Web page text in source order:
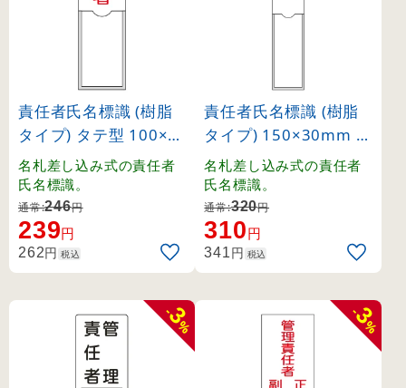
責任者氏名標識 (樹脂
タイプ) タテ型 100×3
0mm 防火責任者 (460
10)
名札差し込み式の責任者
氏名標識。
通常:246円
239円
262円 税込
責任者氏名標識 (樹脂
タイプ) 150×30mm 1
名用 火元責任者 (4610
0)
名札差し込み式の責任者
氏名標識。
通常:320円
310円
341円 税込
-
3
%
-
3
%